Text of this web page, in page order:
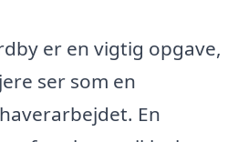
er en vigtig opgave,
ser som en
En